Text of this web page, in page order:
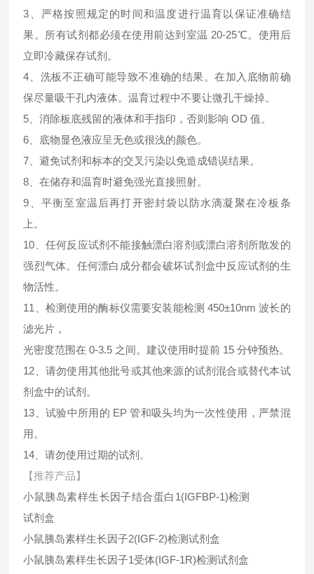
3、严格按照规定的时间和温度进行温育以保证准确结
果。所有试剂都必须在使用前达到室温 20-25℃。使用后
立即冷藏保存试剂。
4、洗板不正确可能导致不准确的结果。在加入底物前确
保尽量吸干孔内液体。温育过程中不要让微孔干燥掉。
5、消除板底残留的液体和手指印，否则影响 OD 值。
6、底物显色液应呈无色或很浅的颜色。
7、避免试剂和标本的交叉污染以免造成错误结果。
8、在储存和温育时避免强光直接照射。
9、平衡至室温后再打开密封袋以防水滴凝聚在冷板条
上。
10、任何反应试剂不能接触漂白溶剂或漂白溶剂所散发的
强烈气体。任何漂白成分都会破坏试剂盒中反应试剂的生
物活性。
11、检测使用的酶标仪需要安装能检测 450±10nm 波长的
滤光片，
光密度范围在 0-3.5 之间。建议使用时提前 15 分钟预热。
12、请勿使用其他批号或其他来源的试剂混合或替代本试
剂盒中的试剂。
13、试验中所用的 EP 管和吸头均为一次性使用，严禁混
用。
14、请勿使用过期的试剂。
【推荐产品】
小鼠胰岛素样生长因子结合蛋白1(IGFBP-1)检测
试剂盒
小鼠胰岛素样生长因子2(IGF-2)检测试剂盒
小鼠胰岛素样生长因子1受体(IGF-1R)检测试剂盒